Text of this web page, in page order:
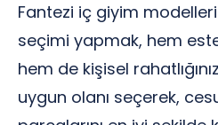
Fantezi iç giyim
seçimi yapmak, hem
hem de kişisel
uygun olanı seçerek,